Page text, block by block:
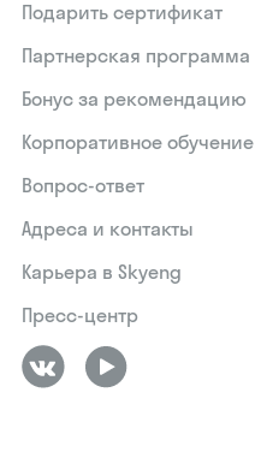
Подарить сертификат
Партнерская программа
Бонус за рекомендацию
Корпоративное обучение
Вопрос-ответ
Адреса и контакты
Карьера в Skyeng
Пресс-центр